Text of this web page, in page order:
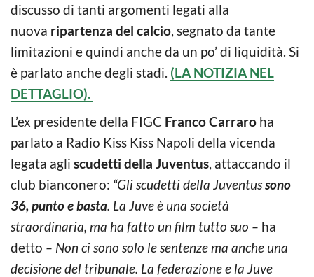
discusso di tanti argomenti legati alla
nuova ripartenza del calcio, segnato da tante
limitazioni e quindi anche da un po’ di liquidità. Si
è parlato anche degli stadi. (LA NOTIZIA NEL
DETTAGLIO).
L’ex presidente della FIGC Franco Carraro ha
parlato a Radio Kiss Kiss Napoli della vicenda
legata agli scudetti della Juventus, attaccando il
club bianconero: “Gli scudetti della Juventussono
36, punto e basta. La Juve è una società
straordinaria, ma ha fatto un film tutto suo – ha
detto – Non ci sono solo le sentenze ma anche una
decisione del tribunale. La federazione e la Juve